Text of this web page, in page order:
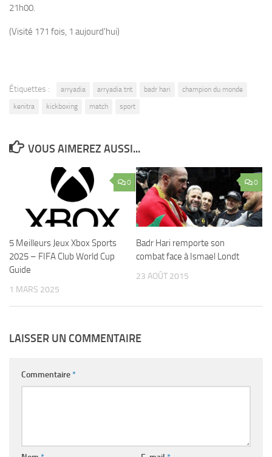
21h00.
(Visité 171 fois, 1 aujourd'hui)
Étiquettes : arryadia arryadia tnt badr hari
champion du monde
kenitra
kickboxing match sport
VOUS AIMEREZ AUSSI...
0
5 Meilleurs Jeux Xbox Sports
2025 – FIFA Club World Cup
Guide
1 MARS 2025
0
Badr Hari remporte son
combat face à Ismael Londt
23 AOÛT 2015
LAISSER UN COMMENTAIRE
Commentaire*